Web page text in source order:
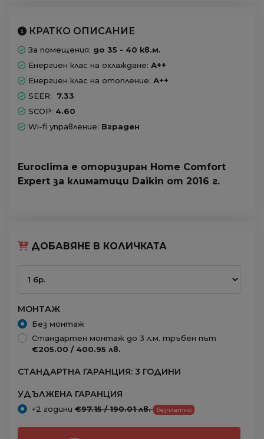
КРАТКО ОПИСАНИЕ
За помещения: до 35 - 40 кв.м.
Енергиен клас на охлаждане: А++
Енергиен клас на отопление: А++
SEER: 7.33
SCOP: 4.60
Wi-fi управление: Вграден
Euroclima е оторизиран Home Comfort
Expert за климатици Daikin от 2016 г.
ДОБАВЯНЕ В КОЛИЧКАТА
МОНТАЖ
Без монтаж
Стандартен монтаж до 3 л.м. тръбен път
€205.00 / 400.95 лв.
СТАНДАРТНА ГАРАНЦИЯ: 3 ГОДИНИ
УДЪЛЖЕНА ГАРАНЦИЯ
+2 години €97.15 / 190.01 лв. безплатно